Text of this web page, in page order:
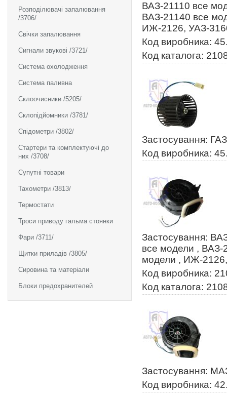
Розподілювачі запалювання
/3706/
Свічки запалювання
Сигнали звукові /3721/
Система охолодження
Система паливна
Склоочисники /5205/
Склопідйомники /3781/
Спідометри /3802/
Стартери та комплектуючі до
них /3708/
Супутні товари
Тахометри /3813/
Термостати
Троси приводу гальма стоянки
Фари /3711/
Щитки приладів /3805/
Сировина та матеріали
Блоки предохранителей
ВАЗ-21110 все
ВАЗ-21140 все
ИЖ-2126, УАЗ-
Код виробника:
Код каталога:
Застосування:
Код виробника:
Застосування:
все модели , ВАЗ-
модели , ИЖ-
Код виробника:
Код каталога:
Застосування:
Код виробника: